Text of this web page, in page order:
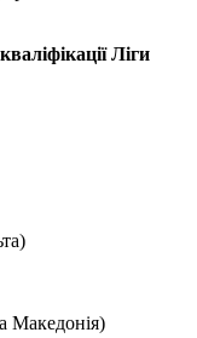
Ліги
Македонія)